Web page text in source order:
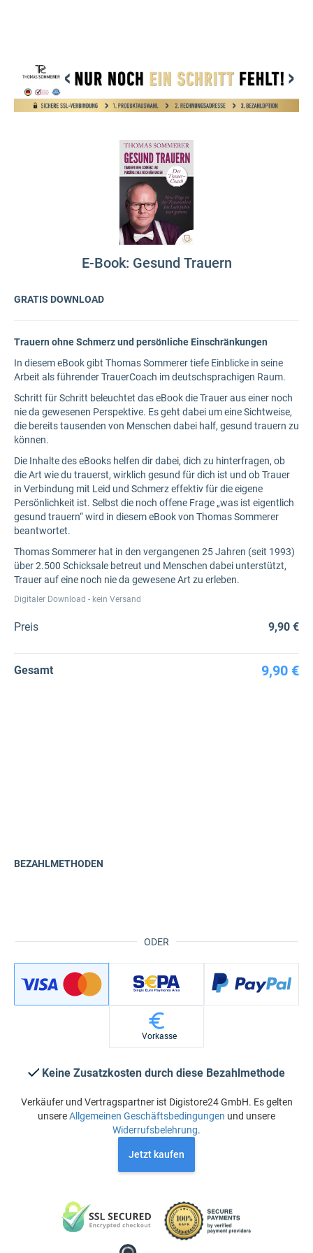
E-Book: Gesund Trauern
GRATIS DOWNLOAD
Trauern ohne Schmerz und persönliche Einschränkungen
In diesem eBook gibt Thomas Sommerer tiefe Einblicke in seine
Arbeit als führender TrauerCoach im deutschsprachigen Raum.
Schritt für Schritt beleuchtet das eBook die Trauer aus einer noch
nie da gewesenen Perspektive. Es geht dabei um eine Sichtweise,
die bereits tausenden von Menschen dabei half, gesund trauern zu
können.
Die Inhalte des eBooks helfen dir dabei, dich zu hinterfragen, ob
die Art wie du trauerst, wirklich gesund für dich ist und ob Trauer
in Verbindung mit Leid und Schmerz effektiv für die eigene
Persönlichkeit ist. Selbst die noch offene Frage „was ist eigentlich
gesund trauern“ wird in diesem eBook von Thomas Sommerer
beantwortet.
Thomas Sommerer hat in den vergangenen 25 Jahren (seit 1993)
über 2.500 Schicksale betreut und Menschen dabei unterstützt,
Trauer auf eine noch nie da gewesene Art zu erleben.
Digitaler Download - kein Versand
Preis 9,90 €
Gesamt 9,90 €
ODER
BEZAHLMETHODEN
Vorkasse
Keine Zusatzkosten durch diese Bezahlmethode
Verkäufer und Vertragspartner ist Digistore24 GmbH. Es gelten
unsereAllgemeinen Geschäftsbedingungen und unsere
Widerrufsbelehrung.
Jetzt kaufen